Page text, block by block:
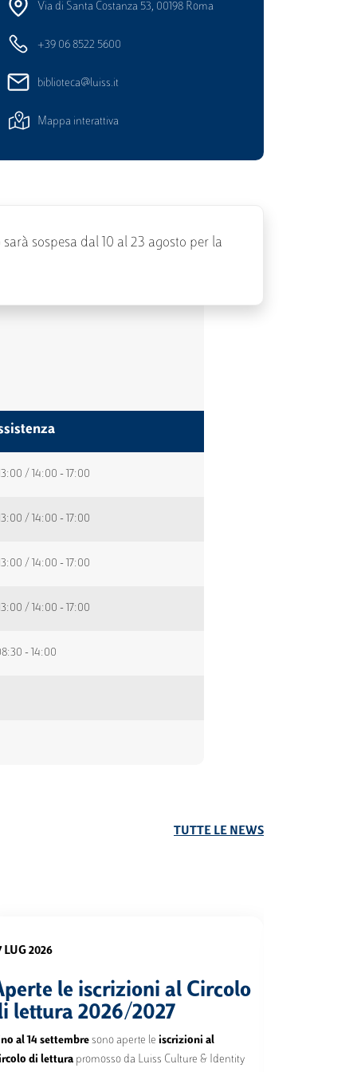
Via di Santa Costanza 53, 00198 Roma
+39 06 8522 5600
biblioteca@luiss.it
Mappa interattiva
sospesa dal 10 al 23 agosto per la
/ 14:00 - 17:00
/ 14:00 - 17:00
/ 14:00 - 17:00
/ 14:00 - 17:00
- 14:00
TUTTE LE NEWS
LUG 2026
le iscrizioni al Circolo
lettura 2026/2027
al 14 settembresono aperte leiscrizioni al
di lettura promosso da Luiss Culture & Identity